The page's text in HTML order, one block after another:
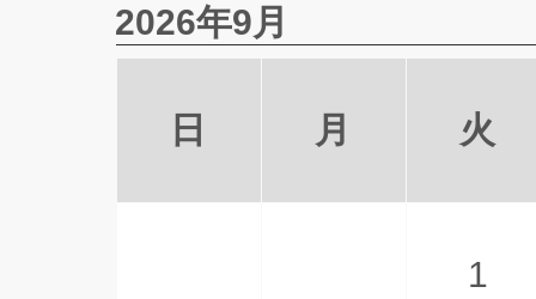
2026年9月
日 月 火
1